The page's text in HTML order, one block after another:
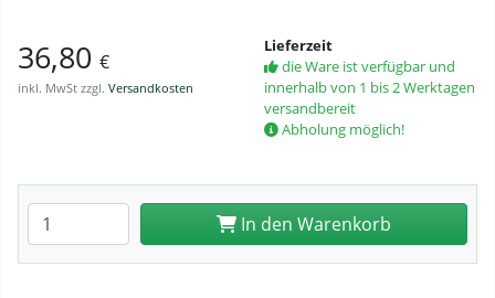
36,80 €
inkl. MwSt zzgl. Versandkosten
Lieferzeit
die Ware ist verfügbar und
innerhalb von 1 bis 2 Werktagen
versandbereit
Abholung möglich!
Anzahl eingeben In den Warenkorb